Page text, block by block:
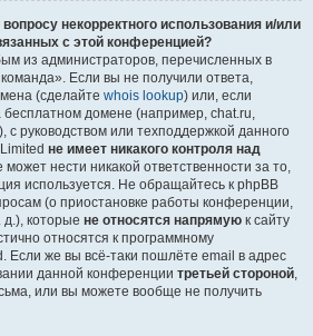
некорректного использования и/или
с этой конференцией?
из администраторов, перечисленных в
Если вы не получили ответа,
(сделайте whois lookup) или, если
домене (например, chat.ru,
с руководством или техподдержкой данного
не имеет никакого контроля над
может нести никакой ответственности за то,
используется. Не обращайтесь к phpBB
(о приостановке работы конференции,
д.), которые не относятся напрямую к сайту
относятся к программному
Если же вы всё-таки пошлёте email в адрес
данной конференции третьей стороной,
или вы можете вообще не получить